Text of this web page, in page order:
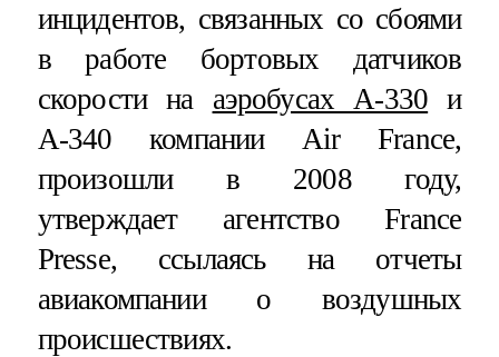
инцидентов, связанных со сбоями
в работе бортовых датчиков
скорости на аэробусах А-330 и
А-340 компании Air France,
произошли в 2008 году,
утверждает агентство France
Presse, ссылаясь на отчеты
авиакомпании о воздушных
происшествиях.